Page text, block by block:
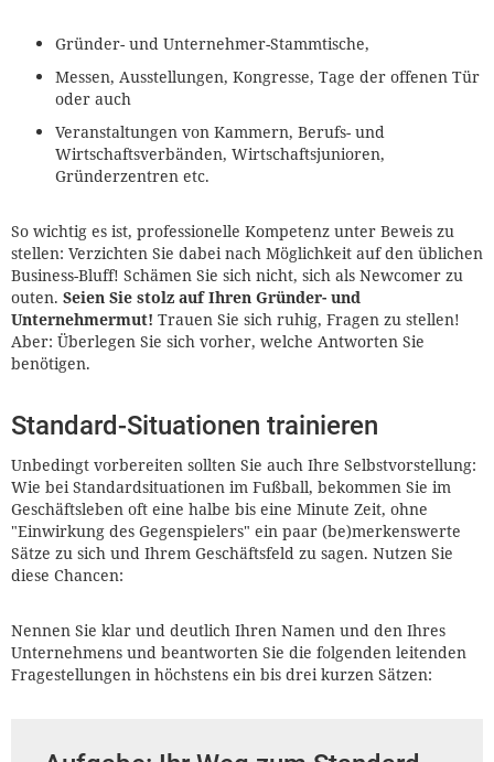
Gründer- und Unternehmer-Stammtische,
Messen, Ausstellungen, Kongresse, Tage der offenen Tür
oder auch
Veranstaltungen von Kammern, Berufs- und
Wirtschaftsverbänden, Wirtschaftsjunioren,
Gründerzentren etc.
So wichtig es ist, professionelle Kompetenz unter Beweis zu
stellen: Verzichten Sie dabei nach Möglichkeit auf den üblichen
Business-Bluff! Schämen Sie sich nicht, sich als Newcomer zu
outen. Seien Sie stolz auf Ihren Gründer- und
Unternehmermut! Trauen Sie sich ruhig, Fragen zu stellen!
Aber: Überlegen Sie sich vorher, welche Antworten Sie
benötigen.
Standard-Situationen trainieren
Unbedingt vorbereiten sollten Sie auch Ihre Selbstvorstellung:
Wie bei Standardsituationen im Fußball, bekommen Sie im
Geschäftsleben oft eine halbe bis eine Minute Zeit, ohne
"Einwirkung des Gegenspielers" ein paar (be)merkenswerte
Sätze zu sich und Ihrem Geschäftsfeld zu sagen. Nutzen Sie
diese Chancen:
Nennen Sie klar und deutlich Ihren Namen und den Ihres
Unternehmens und beantworten Sie die folgenden leitenden
Fragestellungen in höchstens ein bis drei kurzen Sätzen: